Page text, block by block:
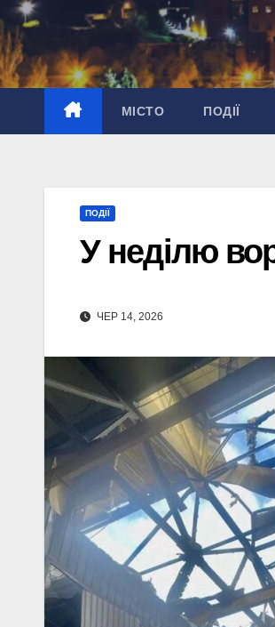
Перейти
до
вмісту
МІСТО ПОДІЇ
ПОДІЇ
У неділю
ЧЕР 14, 2026